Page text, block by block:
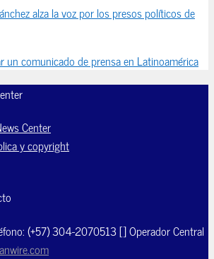
alza la voz por los presos políticos de
un comunicado de prensa en Latinoamérica
Center
y copyright
(+57) 304-2070513 [] Operador Central